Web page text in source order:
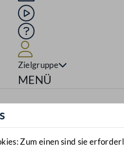
Sprache English
Mediathek
Hilfe
Zielgruppe
Navigationsmenü
MENÜ
Zum einen sind sie